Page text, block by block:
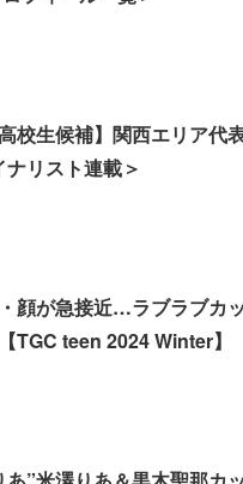
校生候補】関西エリア代
リスト連載＞
顔が急接近…ラブラブカ
TGC teen 2024 Winter】